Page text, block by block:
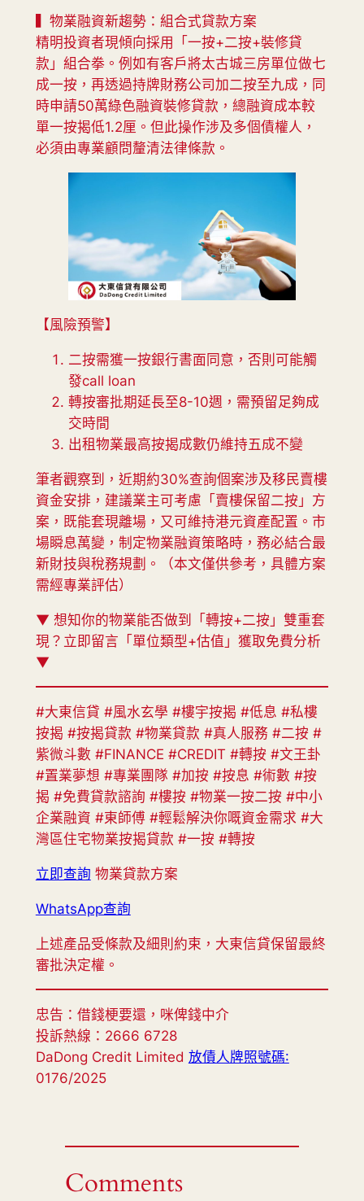
▍物業融資新趨勢：組合式貸款方案
精明投資者現傾向採用「一按+二按+裝修貸
款」組合拳。例如有客戶將太古城三房單位做七
成一按，再透過持牌財務公司加二按至九成，同
時申請50萬綠色融資裝修貸款，總融資成本較
單一按揭低1.2厘。但此操作涉及多個債權人，
必須由專業顧問釐清法律條款。
【風險預警】
二按需獲一按銀行書面同意，否則可能觸
發call loan
轉按審批期延長至8-10週，需預留足夠成
交時間
出租物業最高按揭成數仍維持五成不變
筆者觀察到，近期約30%查詢個案涉及移民賣樓
資金安排，建議業主可考慮「賣樓保留二按」方
案，既能套現離場，又可維持港元資產配置。市
場瞬息萬變，制定物業融資策略時，務必結合最
新財技與稅務規劃。（本文僅供參考，具體方案
需經專業評估）
▼ 想知你的物業能否做到「轉按+二按」雙重套
現？立即留言「單位類型+估值」獲取免費分析
▼
#大東信貸 #風水玄學 #樓宇按揭 #低息 #私樓
按揭 #按揭貸款 #物業貸款 #真人服務 #二按 #
紫微斗數 #FINANCE #CREDIT #轉按 #文王卦
#置業夢想 #專業團隊 #加按 #按息 #術數 #按
揭 #免費貸款諮詢 #樓按 #物業一按二按 #中小
企業融資 #東師傅 #輕鬆解決你嘅資金需求 #大
灣區住宅物業按揭貸款 #一按 #轉按
立即查詢 物業貸款方案
WhatsApp查詢
上述產品受條款及細則約束，大東信貸保留最終
審批決定權。
忠告：借錢梗要還，咪俾錢中介
投訴熱線：2666 6728
DaDong Credit Limited 放債人牌照號碼:
0176/2025
Comments